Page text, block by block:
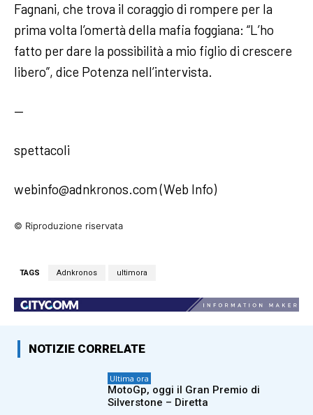
Fagnani, che trova il coraggio di rompere per la
prima volta l’omertà della mafia foggiana: “L’ho
fatto per dare la possibilità a mio figlio di crescere
libero”, dice Potenza nell’intervista.
—
spettacoli
webinfo@adnkronos.com (Web Info)
© Riproduzione riservata
TAGS Adnkronos ultimora
NOTIZIE CORRELATE
Ultima ora
MotoGp, oggi il Gran Premio di
Silverstone – Diretta